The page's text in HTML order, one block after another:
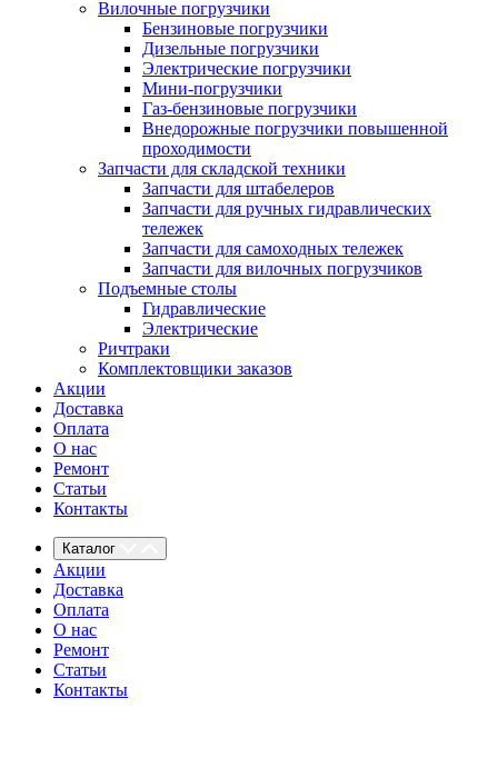
Вилочные погрузчики
Бензиновые погрузчики
Дизельные погрузчики
Электрические погрузчики
Мини-погрузчики
Газ-бензиновые погрузчики
Внедорожные погрузчики повышенной
проходимости
Запчасти для складской техники
Запчасти для штабелеров
Запчасти для ручных гидравлических
тележек
Запчасти для самоходных тележек
Запчасти для вилочных погрузчиков
Подъемные столы
Гидравлические
Электрические
Ричтраки
Комплектовщики заказов
Акции
Доставка
Оплата
О нас
Ремонт
Статьи
Контакты
Каталог
Акции
Доставка
Оплата
О нас
Ремонт
Статьи
Контакты